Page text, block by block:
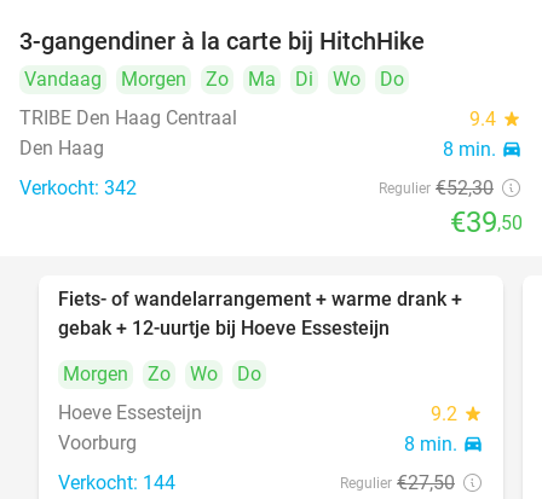
3-gangendiner à la carte bij HitchHike
Vandaag Morgen Zo Ma Di Wo
Do
TRIBE Den Haag Centraal
9.4 star
Den Haag 8 min. directions_car
Verkocht: 342 Regulier €52,30
€39,50
40%
Fiets- of wandelarrangement + warme drank +
gebak + 12-uurtje bij Hoeve Essesteijn
Morgen
Zo Wo
Do
Hoeve Essesteijn
9.2 star
Voorburg 8 min. directions_car
Verkocht: 144 Regulier €27,50